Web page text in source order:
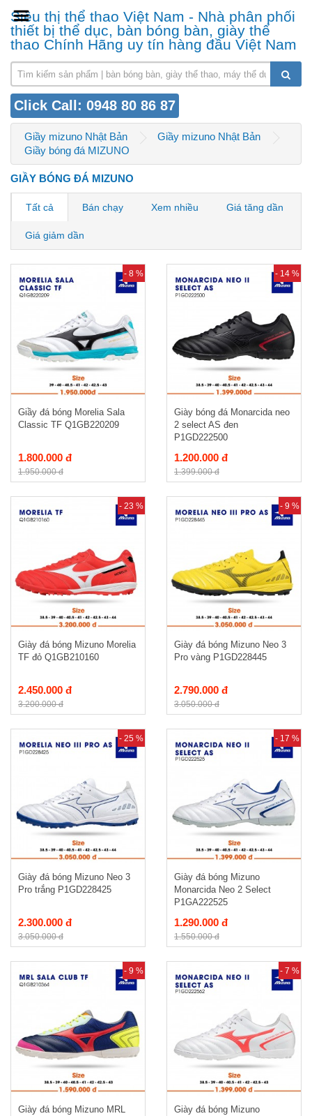
Siêu thị thể thao Việt Nam - Nhà phân phối
thiết bị thể dục, bàn bóng bàn, giày thể
thao Chính Hãng uy tín hàng đầu Việt Nam
Click Call: 0948 80 86 87
Giầy mizuno Nhật Bản
Giầy mizuno Nhật Bản
Giầy bóng đá MIZUNO
GIẦY BÓNG ĐÁ MIZUNO
Tất cả Bán chạy Xem nhiều Giá tăng dần
Giá giảm dần
- 8 %
Giầy đá bóng Morelia Sala
Classic TF Q1GB220209
1.800.000 đ
1.950.000 đ
- 14 %
Giày bóng đá Monarcida neo
2 select AS đen
P1GD222500
1.200.000 đ
1.399.000 đ
- 23 %
Giày đá bóng Mizuno Morelia
TF đỏ Q1GB210160
2.450.000 đ
3.200.000 đ
- 9 %
Giày đá bóng Mizuno Neo 3
Pro vàng P1GD228445
2.790.000 đ
3.050.000 đ
- 25 %
Giày đá bóng Mizuno Neo 3
Pro trắng P1GD228425
2.300.000 đ
3.050.000 đ
- 17 %
Giày đá bóng Mizuno
Monarcida Neo 2 Select
P1GA222525
1.290.000 đ
1.550.000 đ
- 9 %
Giày đá bóng Mizuno MRL
- 7 %
Giày đá bóng Mizuno